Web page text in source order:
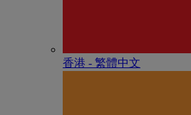
香港 - 繁體中文